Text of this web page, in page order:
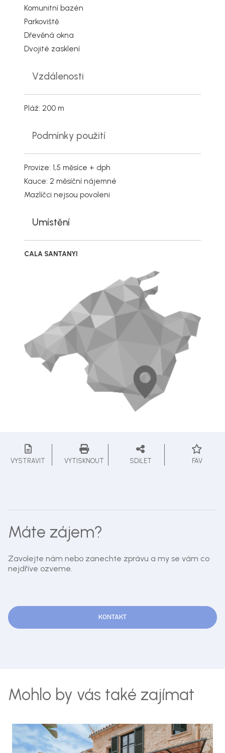
Komunitní bazén
Parkoviště
Dřevěná okna
Dvojité zasklení
Vzdálenosti
Pláž: 200 m
Podmínky použití
Provize: 1,5 měsíce + dph
Kauce: 2 měsíční nájemné
Mazlíčci nejsou povoleni
Umístění
CALA SANTANYI
VYSTRAVIT VYTISKNOUT SDíLET FAV
Máte zájem?
Zavolejte nám nebo zanechte zprávu a my se vám co
nejdříve ozveme.
KONTAKT
Mohlo by vás také zajímat